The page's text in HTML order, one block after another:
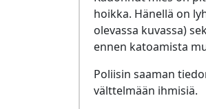
hoikka. Hänellä on
olevassa kuvassa)
ennen katoamista
Poliisin saaman
välttelmään ihmisiä.